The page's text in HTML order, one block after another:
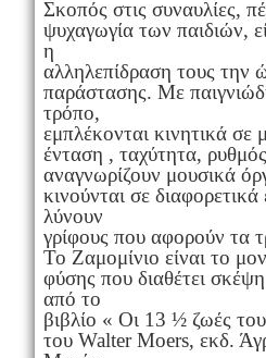
Σκοπός στις συναυλίες,
ψυχαγωγία των παιδιών,
η
αλληλεπίδραση τους την
παράστασης. Με
τρόπο,
εμπλέκονται κινητικά σε
ένταση , ταχύτητα,
αναγνωρίζουν μουσικά
κινούνται σε
λύνουν
γρίφους που αφορούν τα
Το Ζαμομίνιο είναι το
φύσης που διαθέτει
από το
βιβλίο « Οι 13 ½ ζωές
του Walter Moers, εκδ.